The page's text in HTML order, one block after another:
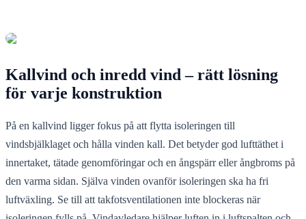
Kallvind och inredd vind – rätt lösning
för varje konstruktion
På en kallvind ligger fokus på att flytta isoleringen till
vindsbjälklaget och hålla vinden kall. Det betyder god lufttäthet i
innertaket, tätade genomföringar och en ångspärr eller ångbroms på
den varma sidan. Själva vinden ovanför isoleringen ska ha fri
luftväxling. Se till att takfotsventilationen inte blockeras när